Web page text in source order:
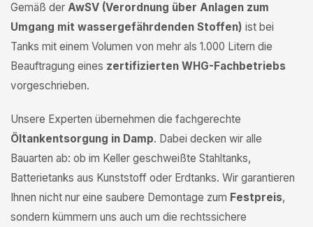
Gemäß der AwSV (Verordnung über Anlagen zum
Umgang mit wassergefährdenden Stoffen) ist bei
Tanks mit einem Volumen von mehr als 1.000 Litern die
Beauftragung eines zertifizierten WHG-Fachbetriebs
vorgeschrieben.
Unsere Experten übernehmen die fachgerechte
Öltankentsorgung in Damp. Dabei decken wir alle
Bauarten ab: ob im Keller geschweißte Stahltanks,
Batterietanks aus Kunststoff oder Erdtanks. Wir garantieren
Ihnen nicht nur eine saubere Demontage zum Festpreis,
sondern kümmern uns auch um die rechtssichere